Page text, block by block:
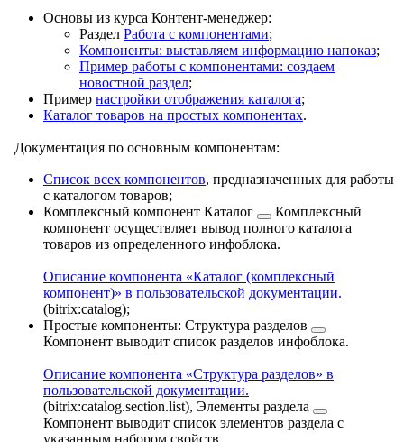
Основы из курса Контент-менеджер:
Раздел Работа с компонентами;
Компоненты: выставляем информацию напоказ;
Пример работы с компонентами: создаем
новостной раздел;
Пример настройки отображения каталога;
Каталог товаров на простых компонентах.
Документация по основным компонентам:
Список всех компонентов, предназначенных для работы
с каталогом товаров;
Комплексный компонент Каталог
Комплексный
компонент осуществляет вывод полного каталога
товаров из определенного инфоблока.
Описание компонента «Каталог (комплексный
компонент)» в пользовательской документации.
(bitrix:catalog);
Простые компоненты: Структура разделов
Компонент выводит список разделов инфоблока.
Описание компонента «Структура разделов» в
пользовательской документации.
(bitrix:catalog.section.list), Элементы раздела
Компонент выводит список элементов раздела с